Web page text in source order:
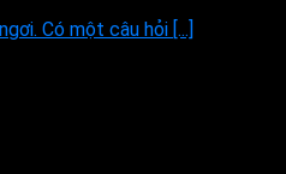
Có một câu hỏi [...]